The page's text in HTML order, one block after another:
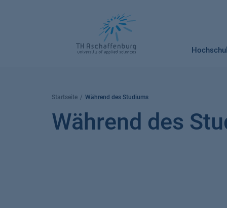
Startseite Während des Studiums
Während des